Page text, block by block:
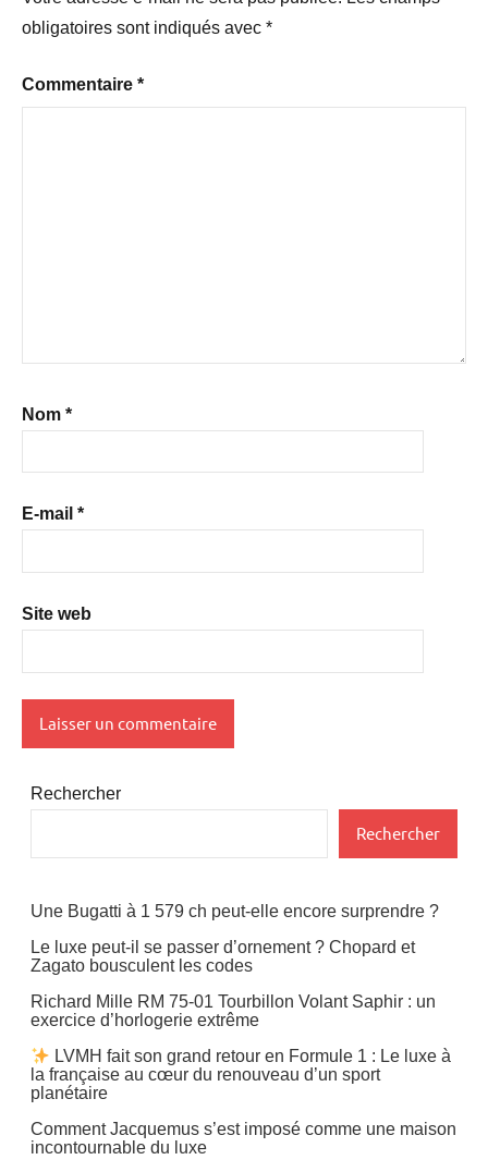
obligatoires sont indiqués avec *
Commentaire *
Nom *
E-mail *
Site web
Rechercher
Rechercher
Une Bugatti à 1 579 ch peut-elle encore surprendre ?
Le luxe peut-il se passer d’ornement ? Chopard et
Zagato bousculent les codes
Richard Mille RM 75-01 Tourbillon Volant Saphir : un
exercice d’horlogerie extrême
LVMH fait son grand retour en Formule 1 : Le luxe à
la française au cœur du renouveau d’un sport
planétaire
Comment Jacquemus s’est imposé comme une maison
incontournable du luxe